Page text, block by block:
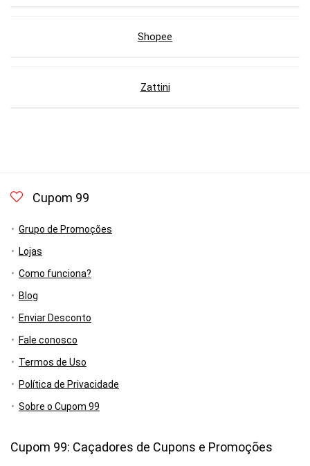
Shopee
Zattini
Cupom 99
Grupo de Promoções
Lojas
Como funciona?
Blog
Enviar Desconto
Fale conosco
Termos de Uso
Política de Privacidade
Sobre o Cupom 99
Cupom 99: Caçadores de Cupons e Promoções